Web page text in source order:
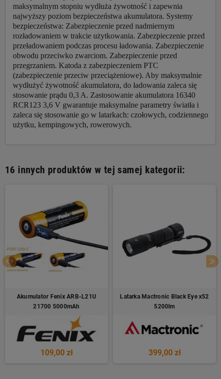
maksymalnym stopniu wydłuża żywotność i zapewnia
najwyższy poziom bezpieczeństwa akumulatora. Systemy
bezpieczeństwa: Zabezpieczenie przed nadmiernym
rozładowaniem w trakcie użytkowania. Zabezpieczenie przed
przeładowaniem podczas procesu ładowania. Zabezpieczenie
obwodu przeciwko zwarciom. Zabezpieczenie przed
przegrzaniem. Katoda z zabezpieczeniem PTC
(zabezpieczenie przeciw przeciążeniowe). Aby maksymalnie
wydłużyć żywotność akumulatora, do ładowania zaleca się
stosowanie prądu 0,3 A. Zastosowanie akumulatora 16340
RCR123 3,6 V gwarantuje maksymalne parametry światła i
zaleca się stosowanie go w latarkach: czołowych, codziennego
użytku, kempingowych, rowerowych.
16 innych produktów w tej samej kategorii:
Akumulator Fenix ARB-L21U
21700 5000mAh
109,00 zł
Latarka Mactronic Black Eye x52
5200lm
399,00 zł